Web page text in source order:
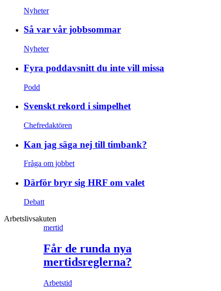
Nyheter
Så var vår jobbsommar
Nyheter
Fyra poddavsnitt du inte vill missa
Podd
Svenskt rekord i simpelhet
Chefredaktören
Kan jag säga nej till timbank?
Fråga om jobbet
Därför bryr sig HRF om valet
Debatt
Arbetslivsakuten
mertid
Får de runda nya
mertidsreglerna?
Arbetstid